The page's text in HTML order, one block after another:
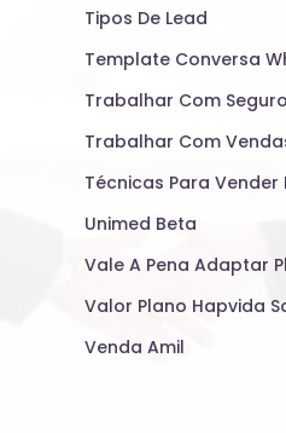
Tipos De Lead
Template Conversa
Trabalhar Com
Trabalhar Com
Técnicas Para
Unimed Beta
Vale A Pena Adaptar
Valor Plano Hapvida
Venda Amil